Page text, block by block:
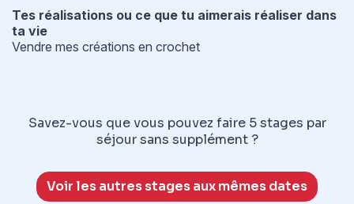
Tes réalisations ou ce que tu aimerais réaliser dans
ta vie
Vendre mes créations en crochet
Savez-vous que vous pouvez faire 5 stages par
séjour sans supplément ?
Voir les autres stages aux mêmes dates